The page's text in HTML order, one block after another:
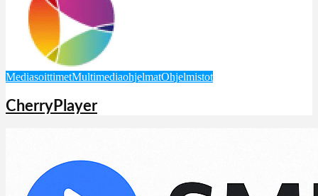
MediasoittimetMultimediaohjelmatOhjelmistot
CherryPlayer